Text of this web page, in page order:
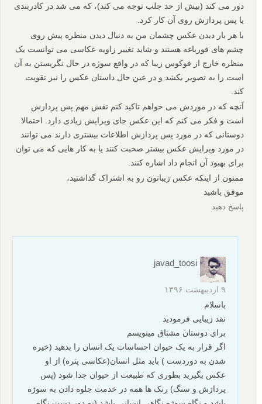
دور می کند (بیش از حد جلب توجه می کند)، که می شد در کادربندی
یا پس پردازش روی آن کار کرد.
با هر بار دیدن عکس چشمان من به دنبال دیدن منظره پیش روی
چشم های قورباغه هستند و شاید تغییر زاویه عکاسی می توانست یک
منظره خارج از فوکوس زیبا که در واقع سوژه در حال نگریستن به آن
است را به تصویر بکشد و در عین حال داستان عکس را نیز تقویت
کند.
آنچه که در موردش می خواهم تاکید کنم نقش مهم پس پردازش
است و فکر می کنم که این عکس جای ویرایش زیادی دارد. احتمالا
دوستانی که در مورد پس پردازش اطلاعات بیشتری دارند می توانند
در مورد ویرایش عکس بیشتر صحبت کنند یا به کار هایی که می توان
برای بهبود آن انجام داد اشاره کنند.
ممنون از اینکه عکس زیباتون رو به اشتراک گذاشتید،
موفق باشید
پاسخ دهید
javad_toosi
۹ اردیبهشت ۱۳۹۶
باسلام
نقد زیبایی فرمودید
برای دوستان مشتاق مینویسم
اگر قرار به یک حیوان احساسات یک انسان را بدهید (خیره
شدن به دوردست ) باید مثل انسان(عکاسی پتره) از او
عکس بگیرید بطوری که طبیعت از حیوان جدا شود (پس
پردازش و سنگ) رنک ها همه در خدمت جلوه دادن به سوژه